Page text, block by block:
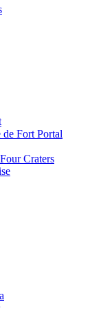
Fort Portal
Craters